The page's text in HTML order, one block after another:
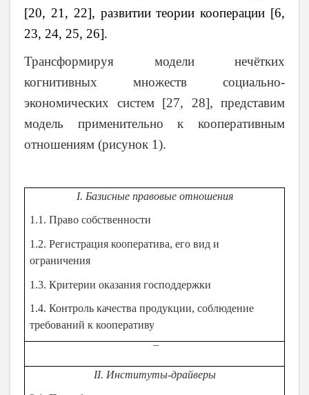
[20, 21, 22], развитии теории кооперации [6,
23, 24, 25, 26].
Трансформируя моделинечётких
когнитивных множеств социально-
экономических систем[27, 28], представим
модель применительно к кооперативным
отношениям (рисунок 1).
I. Базисные правовые отношения
1.1. Право собственности
1.2. Регистрация кооператива, его вид и
ограничения
1.3. Критерии оказания господдержки
1.4. Контроль качества продукции, соблюдение
требований к кооперативу
¯
II. Институты-драйверы